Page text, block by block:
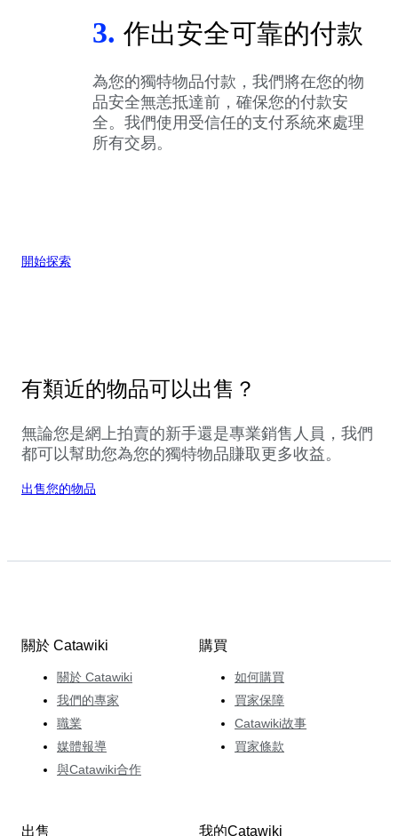
3. 作出安全可靠的付款
為您的獨特物品付款，我們將在您的物
品安全無恙抵達前，確保您的付款安
全。我們使用受信任的支付系統來處理
所有交易。
開始探索
有類近的物品可以出售？
無論您是網上拍賣的新手還是專業銷售人員，我們
都可以幫助您為您的獨特物品賺取更多收益。
出售您的物品
關於 Catawiki
關於 Catawiki
我們的專家
職業
媒體報導
與Catawiki合作
購買
如何購買
買家保障
Catawiki故事
買家條款
出售 我的Catawiki